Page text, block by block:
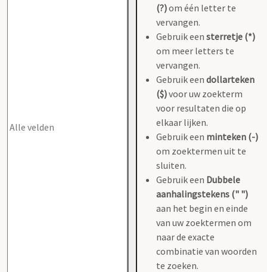
(?)om één letter te
vervangen.
Gebruik een sterretje (*)
om meer letters te
vervangen.
Gebruik een dollarteken
($)voor uw zoekterm
voor resultaten die op
elkaar lijken.
Gebruik een minteken (-)
om zoektermen uit te
sluiten.
Gebruik een Dubbele
aanhalingstekens (" ")
aan het begin en einde
van uw zoektermen om
naar de exacte
combinatie van woorden
te zoeken.